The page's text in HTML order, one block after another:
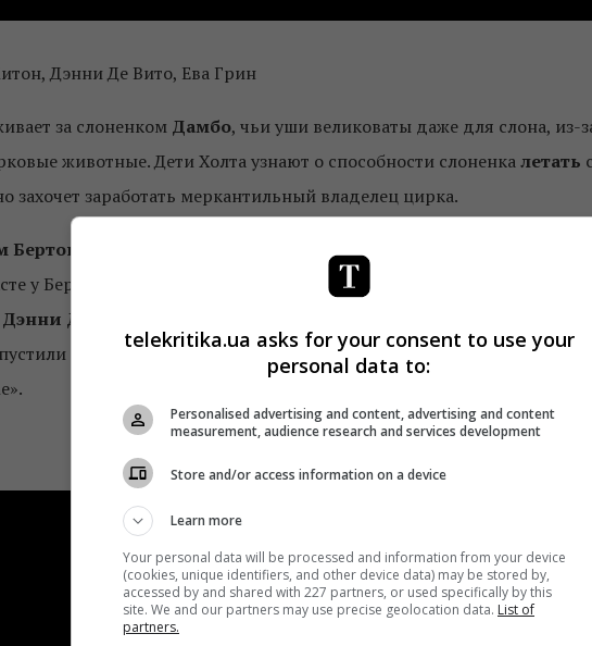
Дэнни Де Вито, Ева Грин
за слоненком Дамбо, чьи уши великоваты даже для слона, из-
животные. Дети Холта узнают о способности слоненкалетать с
заработать меркантильный владелец цирка.
Бертон Disney
у Бертона старые друзья:
Ева Грин (Мисс Перегрин в «Доме
Дэнни Де Вито
кислотный клиппод кавер классической песни из
«Мы»
telekritika.ua asks for your consent to use your
personal data to:
Personalised advertising and content, advertising and content
measurement, audience research and services development
Store and/or access information on a device
Learn more
Your personal data will be processed and information from your device
(cookies, unique identifiers, and other device data) may be stored by,
accessed by and shared with 227 partners, or used specifically by this
site. We and our partners may use precise geolocation data. List of
partners.